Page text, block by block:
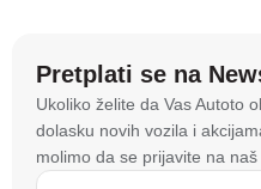
Pretplati se na
Ukoliko želite da Vas Autoto
dolasku novih vozila i
molimo da se prijavite na naš
Na stranici
tehnologije kako bismo
informacijama na vašem
da poboljšamo